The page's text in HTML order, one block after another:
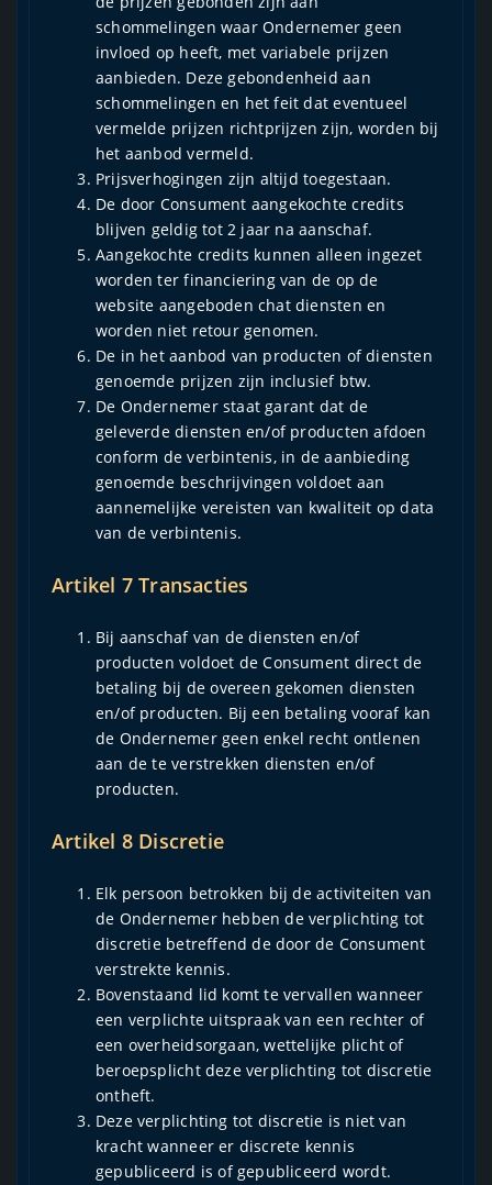
schommelingen waar Ondernemer geen
invloed op heeft, met variabele prijzen
aanbieden. Deze gebondenheid aan
schommelingen en het feit dat eventueel
vermelde prijzen richtprijzen zijn, worden bij
het aanbod vermeld.
Prijsverhogingen zijn altijd toegestaan.
De door Consument aangekochte credits
blijven geldig tot 2 jaar na aanschaf.
Aangekochte credits kunnen alleen ingezet
worden ter financiering van de op de
website aangeboden chat diensten en
worden niet retour genomen.
De in het aanbod van producten of diensten
genoemde prijzen zijn inclusief btw.
De Ondernemer staat garant dat de
geleverde diensten en/of producten afdoen
conform de verbintenis, in de aanbieding
genoemde beschrijvingen voldoet aan
aannemelijke vereisten van kwaliteit op data
van de verbintenis.
Artikel 7 Transacties
Bij aanschaf van de diensten en/of
producten voldoet de Consument direct de
betaling bij de overeen gekomen diensten
en/of producten. Bij een betaling vooraf kan
de Ondernemer geen enkel recht ontlenen
aan de te verstrekken diensten en/of
producten.
Artikel 8 Discretie
Elk persoon betrokken bij de activiteiten van
de Ondernemer hebben de verplichting tot
discretie betreffend de door de Consument
verstrekte kennis.
Bovenstaand lid komt te vervallen wanneer
een verplichte uitspraak van een rechter of
een overheidsorgaan, wettelijke plicht of
beroepsplicht deze verplichting tot discretie
ontheft.
Deze verplichting tot discretie is niet van
kracht wanneer er discrete kennis
gepubliceerd is of gepubliceerd wordt.